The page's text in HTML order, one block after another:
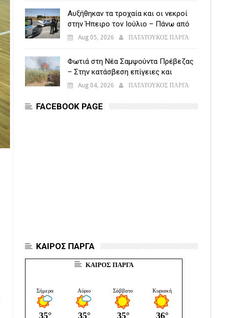
Αυξήθηκαν τα τροχαία και οι νεκροί
στην Ήπειρο τον Ιούλιο – Πάνω από
5.500 παραβάσεις
Aug 05, 2026 ΠΑΤΑΤΟΥΚΟΣ ΠΑΡΓΑ
Φωτιά στη Νέα Σαμψούντα Πρέβεζας
– Στην κατάσβεση επίγειες και
εναέριες δυνάμεις
Aug 04, 2026 ΠΑΤΑΤΟΥΚΟΣ ΠΑΡΓΑ
FACEBOOK PAGE
ΚΑΙΡΟΣ ΠΑΡΓΑ
ΚΑΙΡΟΣ ΠΑΡΓΑ